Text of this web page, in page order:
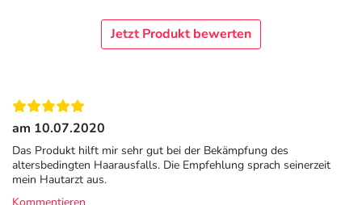
Sonstige Bestandteile: Isopropanol, Glycerol 85%,
Inositol, gereinigtes Wasser
Merz Therapeutics GmbH
Eckenheimer Landstr. 100
60318 Frankfurt am Main
Das PDF des Beipackzettels
können Sie sich oben
herunterladen.
Jetzt Produkt bewerten
am 10.07.2020
Das Produkt hilft mir sehr gut bei der Bekämpfung des
altersbedingten Haarausfalls. Die Empfehlung sprach seinerzeit
mein Hautarzt aus.
Kommentieren